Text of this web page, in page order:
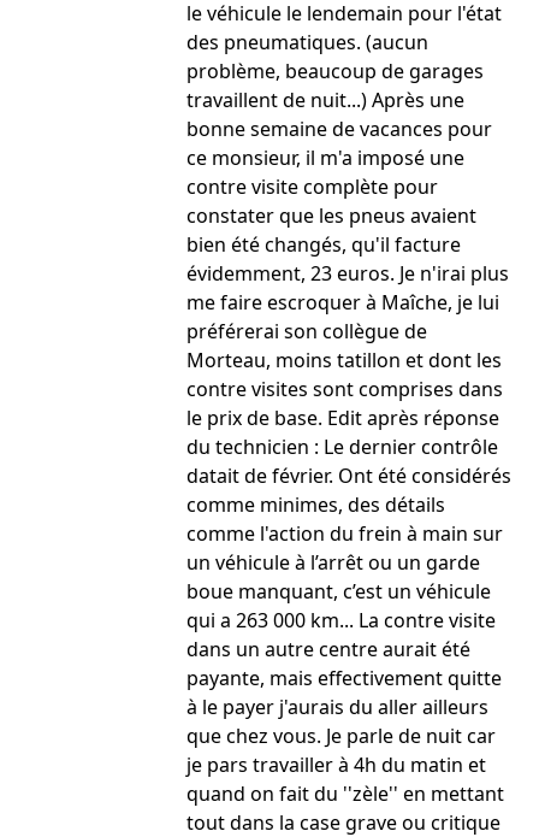
le véhicule le lendemain pour l'état
des pneumatiques. (aucun
problème, beaucoup de garages
travaillent de nuit...) Après une
bonne semaine de vacances pour
ce monsieur, il m'a imposé une
contre visite complète pour
constater que les pneus avaient
bien été changés, qu'il facture
évidemment, 23 euros. Je n'irai plus
me faire escroquer à Maîche, je lui
préférerai son collègue de
Morteau, moins tatillon et dont les
contre visites sont comprises dans
le prix de base. Edit après réponse
du technicien : Le dernier contrôle
datait de février. Ont été considérés
comme minimes, des détails
comme l'action du frein à main sur
un véhicule à l’arrêt ou un garde
boue manquant, c’est un véhicule
qui a 263 000 km... La contre visite
dans un autre centre aurait été
payante, mais effectivement quitte
à le payer j'aurais du aller ailleurs
que chez vous. Je parle de nuit car
je pars travailler à 4h du matin et
quand on fait du ''zèle'' en mettant
tout dans la case grave ou critique